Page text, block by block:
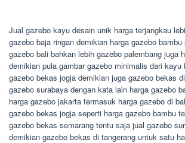
Jual gazebo kayu desain unik harga terjangkau
gazebo baja ringan demikian harga gazebo
gazebo bali bahkan lebih gazebo palembang juga
demikian pula gambar gazebo minimalis dari kayu
gazebo bekas jogja demikian juga gazebo bekas
gazebo surabaya dengan kata lain harga gazebo
harga gazebo jakarta termasuk harga gazebo di
gazebo bekas jogja seperti harga gazebo bambu
gazebo bekas semarang tentu saja jual gazebo
demikian gazebo bekas di tangerang untuk satu